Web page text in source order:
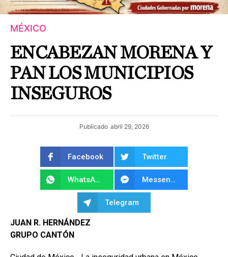
MÉXICO
ENCABEZAN MORENA Y
PAN LOS MUNICIPIOS
INSEGUROS
Publicado abril 29, 2026
Facebook Twitter
WhatsApp Messenger
Telegram
JUAN R. HERNÁNDEZ
GRUPO CANTÓN